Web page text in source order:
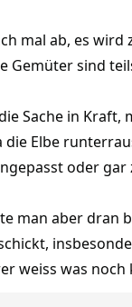
mal ab, es wird
Gemüter sind
Sache in Kraft,
die Elbe
oder
man aber dran
weiss was noch